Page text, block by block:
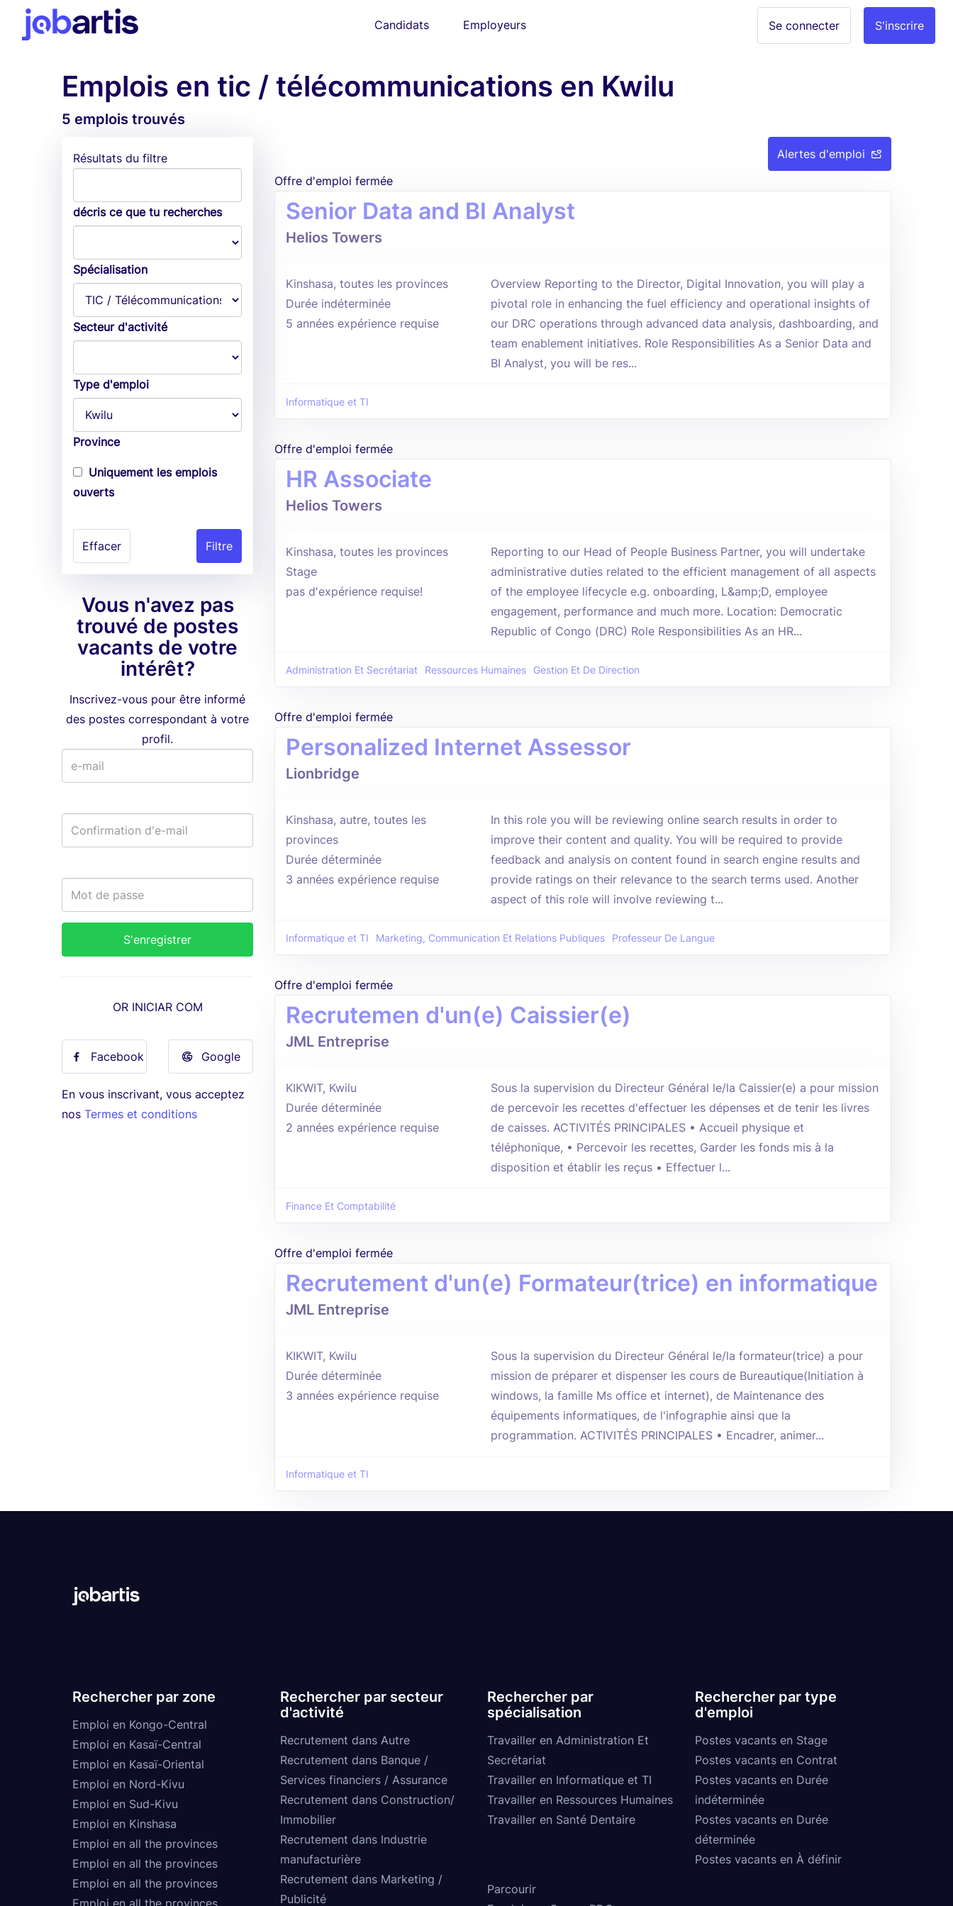
Candidats Employeurs S'inscrire
Se connecter
Emplois en tic / télécommunications en Kwilu
5 emplois trouvés
Alertes d'emploi
Résultats du filtre
décris ce que tu recherches
Spécialisation
Secteur d'activité
Type d'emploi
Province
Uniquement les emplois
ouverts
Effacer
Vous n'avez pas
trouvé de postes
vacants de votre
intérêt?
Inscrivez-vous pour être informé
des postes correspondant à votre
profil.
OR INICIAR COM
Facebook Google
En vous inscrivant, vous acceptez
nos Termes et conditions
Offre d'emploi fermée
Senior Data and BI Analyst
Helios Towers
Kinshasa, toutes les provinces
Durée indéterminée
5 années expérience requise
Overview Reporting to the Director, Digital Innovation, you will play a
pivotal role in enhancing the fuel efficiency and operational insights of
our DRC operations through advanced data analysis, dashboarding, and
team enablement initiatives. Role Responsibilities As a Senior Data and
BI Analyst, you will be res...
Informatique et TI
Offre d'emploi fermée
HR Associate
Helios Towers
Kinshasa, toutes les provinces
Stage
pas d'expérience requise!
Reporting to our Head of People Business Partner, you will undertake
administrative duties related to the efficient management of all aspects
of the employee lifecycle e.g. onboarding, L&amp;D, employee
engagement, performance and much more. Location: Democratic
Republic of Congo (DRC) Role Responsibilities As an HR...
Administration Et Secrétariat Ressources Humaines Gestion Et De Direction
Offre d'emploi fermée
Personalized Internet Assessor
Lionbridge
Kinshasa, autre, toutes les
provinces
Durée déterminée
3 années expérience requise
In this role you will be reviewing online search results in order to
improve their content and quality. You will be required to provide
feedback and analysis on content found in search engine results and
provide ratings on their relevance to the search terms used. Another
aspect of this role will involve reviewing t...
Informatique et TI Marketing, Communication Et Relations Publiques Professeur De Langue
Offre d'emploi fermée
Recrutemen d'un(e) Caissier(e)
JML Entreprise
KIKWIT, Kwilu
Durée déterminée
2 années expérience requise
Sous la supervision du Directeur Général le/la Caissier(e) a pour mission
de percevoir les recettes d'effectuer les dépenses et de tenir les livres
de caisses. ACTIVITÉS PRINCIPALES • Accueil physique et
téléphonique, • Percevoir les recettes, Garder les fonds mis à la
disposition et établir les reçus • Effectuer l...
Finance Et Comptabilité
Offre d'emploi fermée
Recrutement d'un(e) Formateur(trice) en informatique
JML Entreprise
KIKWIT, Kwilu
Durée déterminée
3 années expérience requise
Sous la supervision du Directeur Général le/la formateur(trice) a pour
mission de préparer et dispenser les cours de Bureautique(Initiation à
windows, la famille Ms office et internet), de Maintenance des
équipements informatiques, de l'infographie ainsi que la
programmation. ACTIVITÉS PRINCIPALES • Encadrer, animer...
Informatique et TI
Rechercher par zone
Emploi en Kongo-Central
Emploi en Kasaï-Central
Emploi en Kasaï-Oriental
Emploi en Nord-Kivu
Emploi en Sud-Kivu
Emploi en Kinshasa
Emploi en all the provinces
Emploi en all the provinces
Emploi en all the provinces
Emploi en all the provinces
Rechercher par secteur
d'activité
Recrutement dans Autre
Recrutement dans Banque /
Services financiers / Assurance
Recrutement dans Construction/
Immobilier
Recrutement dans Industrie
manufacturière
Recrutement dans Marketing /
Publicité
Rechercher par
spécialisation
Travailler en Administration Et
Secrétariat
Travailler en Informatique et TI
Travailler en Ressources Humaines
Travailler en Santé Dentaire
Rechercher par type
d'emploi
Postes vacants en Stage
Postes vacants en Contrat
Postes vacants en Durée
indéterminée
Postes vacants en Durée
déterminée
Postes vacants en À définir
Parcourir